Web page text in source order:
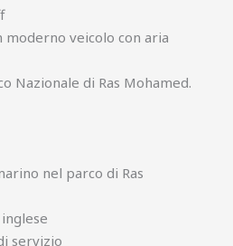
veicolo con aria
Nazionale di Ras Mohamed.
nel parco di Ras
servizio